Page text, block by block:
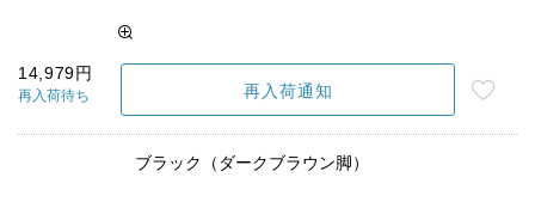
14,979円
再入荷待ち 再入荷通知
ブラック（ダークブラウン脚）